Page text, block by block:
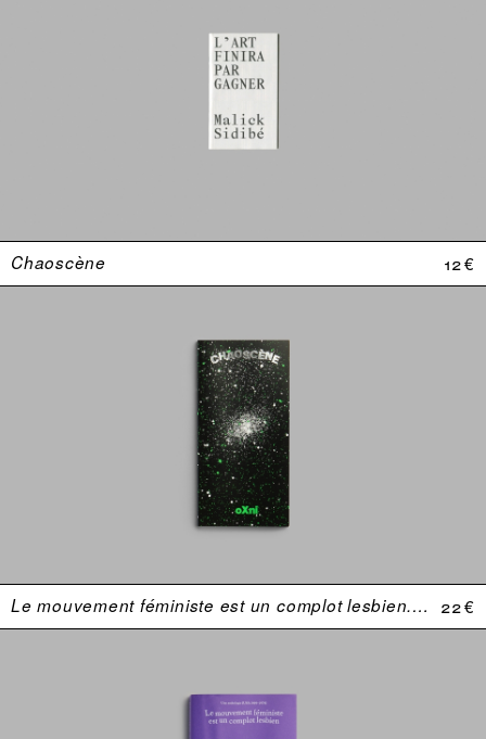
Chaoscène 12 €
Le mouvement féministe est un complot lesbien. Une anthologie (USA 1969–1974) 22 €